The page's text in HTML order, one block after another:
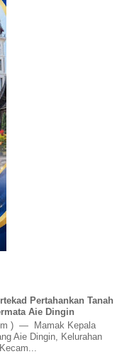
Pertahankan Tanah
Aie Dingin
) — Mamak Kepala
Aie Dingin, Kelurahan